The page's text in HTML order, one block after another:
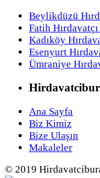
Beylikdüzü
Fatih
Kadıköy
Esenyurt
Ümraniye
Ana Sayfa
Biz Kimiz
Bize Ulaşın
Makaleler
© 2019